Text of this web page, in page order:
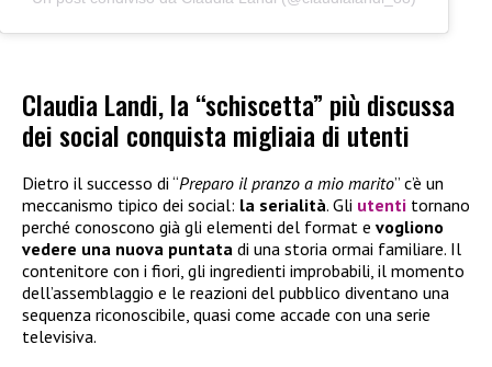
Claudia Landi, la “schiscetta” più discussa
dei social conquista migliaia di utenti
Dietro il successo di “Preparo il pranzo a mio marito” c’è un
meccanismo tipico dei social: la serialità. Gli utenti tornano
perché conoscono già gli elementi del format e vogliono
vedere una nuova puntata di una storia ormai familiare. Il
contenitore con i fiori, gli ingredienti improbabili, il momento
dell’assemblaggio e le reazioni del pubblico diventano una
sequenza riconoscibile, quasi come accade con una serie
televisiva.